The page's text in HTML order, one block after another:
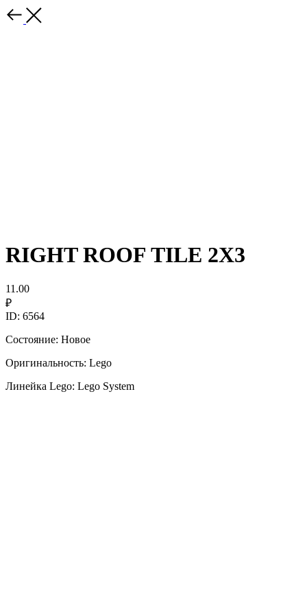
RIGHT ROOF TILE 2X3
11.00
₽
ID: 6564
Состояние: Новое
Оригинальность: Lego
Линейка Lego: Lego System